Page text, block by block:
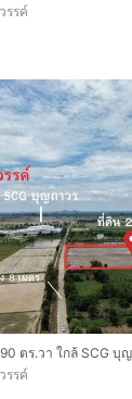
รรค์
ตร.วา ใกล้ SCG บุ
รรค์